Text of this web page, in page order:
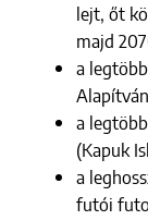
lejt, őt
majd
a
a
(Kapuk
a
futói